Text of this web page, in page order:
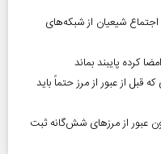
اجتماع شیعیان از شبکه‌های
کرده پایبند بماند
آغاز شد؛ ۱۰ توصیه‌ای که قبل از عبور از مرز حتماً باید
زائران اربعین؛ بیش از ۴.۳ میلیون عبور از مرزهای شش‌گانه ثبت